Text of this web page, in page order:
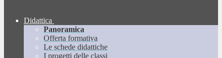
Didattica
Panoramica
Offerta formativa
Le schede didattiche
I progetti delle classi